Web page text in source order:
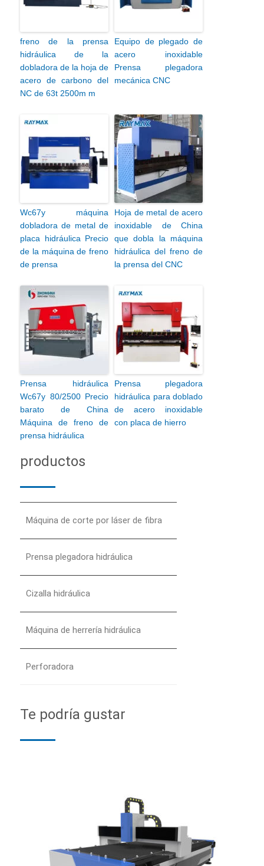
freno de la prensa
hidráulica de la
dobladora de la hoja de
acero de carbono del
NC de 63t 2500m m
Equipo de plegado de
acero inoxidable
Prensa plegadora
mecánica CNC
Wc67y máquina
dobladora de metal de
placa hidráulica Precio
de la máquina de freno
de prensa
Hoja de metal de acero
inoxidable de China
que dobla la máquina
hidráulica del freno de
la prensa del CNC
Prensa hidráulica
Wc67y 80/2500 Precio
barato de China
Máquina de freno de
prensa hidráulica
Prensa plegadora
hidráulica para doblado
de acero inoxidable
con placa de hierro
productos
Máquina de corte por láser de fibra
Prensa plegadora hidráulica
Cizalla hidráulica
Máquina de herrería hidráulica
Perforadora
Te podría gustar